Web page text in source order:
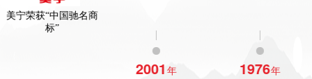
美宁荣获“中国驰名商
标”
2001年 1976年